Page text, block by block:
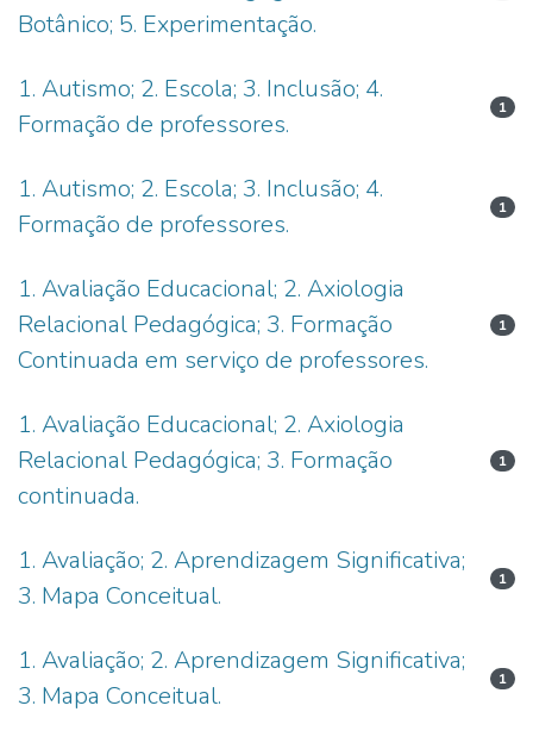
Botânico; 5. Experimentação.
1. Autismo; 2. Escola; 3. Inclusão; 4.
Formação de professores.
1
1. Autismo; 2. Escola; 3. Inclusão; 4.
Formação de professores.
1
1. Avaliação Educacional; 2. Axiologia
Relacional Pedagógica; 3. Formação
Continuada em serviço de professores.
1
1. Avaliação Educacional; 2. Axiologia
Relacional Pedagógica; 3. Formação
continuada.
1
1. Avaliação; 2. Aprendizagem Significativa;
3. Mapa Conceitual.
1
1. Avaliação; 2. Aprendizagem Significativa;
3. Mapa Conceitual.
1